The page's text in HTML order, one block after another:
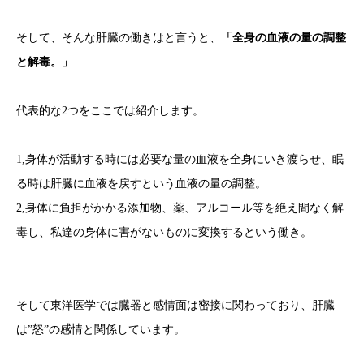
そして、そんな肝臓の働きはと言うと、
「全身の血液の量の調整
と解毒。」
代表的な2つをここでは紹介します。
1,身体が活動する時には必要な量の血液を全身にいき渡らせ、眠
る時は肝臓に血液を戻すという血液の量の調整。
2,身体に負担がかかる添加物、薬、アルコール等を絶え間なく解
毒し、私達の身体に害がないものに変換するという働き。
そして東洋医学では臓器と感情面は密接に関わっており、肝臓
は”怒”の感情と関係しています。